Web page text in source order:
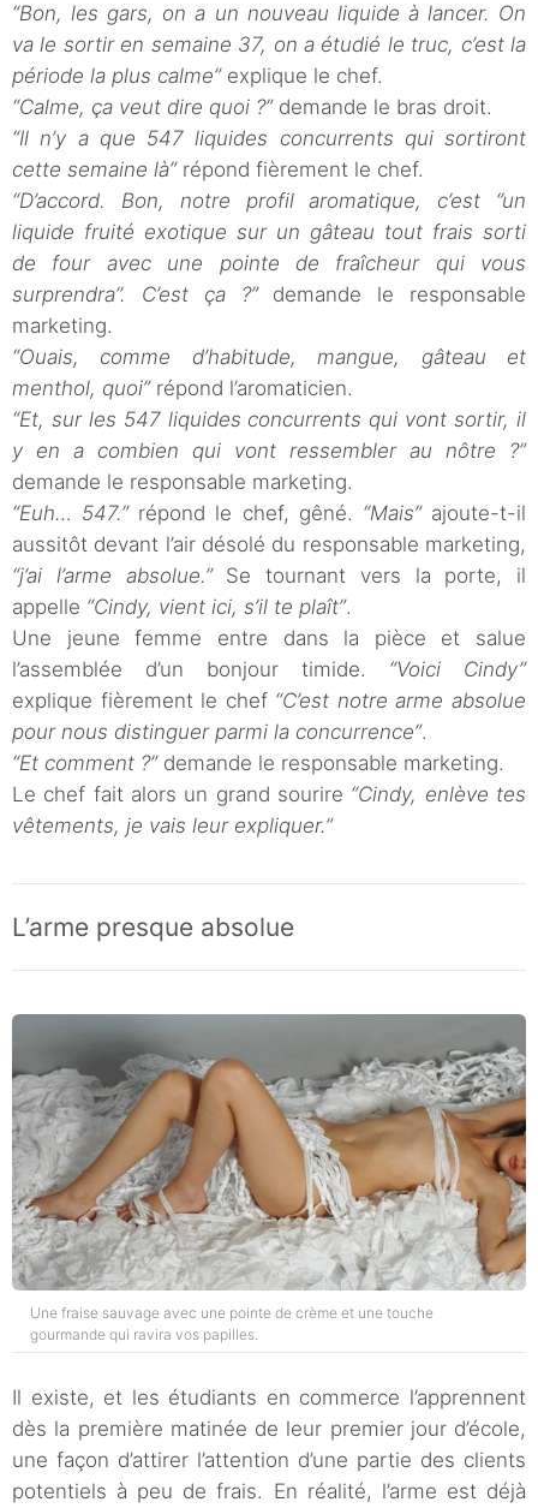
“Bon, les gars, on a un nouveau liquide à lancer. On
va le sortir en semaine 37, on a étudié le truc, c’est la
période la plus calme”explique le chef.
“Calme, ça veut dire quoi ?”demande le bras droit.
“Il n’y a que 547 liquides concurrents qui sortiront
cette semaine là”répond fièrement le chef.
“D’accord. Bon, notre profil aromatique, c’est ‘’un
liquide fruité exotique sur un gâteau tout frais sorti
de four avec une pointe de fraîcheur qui vous
surprendra’’. C’est ça ?”demande le responsable
marketing.
“Ouais, comme d’habitude, mangue, gâteau et
menthol, quoi”répond l’aromaticien.
“Et, sur les 547 liquides concurrents qui vont sortir, il
y en a combien qui vont ressembler au nôtre ?”
demande le responsable marketing.
“Euh… 547.”répond le chef, gêné. “Mais”ajoute-t-il
aussitôt devant l’air désolé du responsable marketing,
“j’ai l’arme absolue.”Se tournant vers la porte, il
appelle “Cindy, vient ici, s’il te plaît”.
Une jeune femme entre dans la pièce et salue
l’assemblée d’un bonjour timide. “Voici Cindy”
explique fièrement le chef “C’est notre arme absolue
pour nous distinguer parmi la concurrence”.
“Et comment ?”demande le responsable marketing.
Le chef fait alors un grand sourire “Cindy, enlève tes
vêtements, je vais leur expliquer.”
L’arme presque absolue
Une fraise sauvage avec une pointe de crème et une touche
gourmande qui ravira vos papilles.
Il existe, et les étudiants en commerce l’apprennent
dès la première matinée de leur premier jour d’école,
une façon d’attirer l’attention d’une partie des clients
potentiels à peu de frais. En réalité, l’arme est déjà